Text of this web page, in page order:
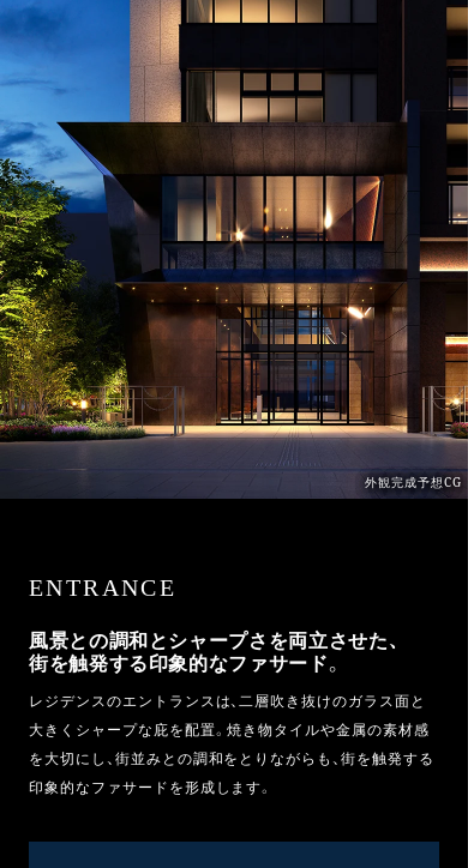
外観完成予想CG
ENTRANCE
風景との調和とシャープさを両立させた、
街を触発する印象的なファサード。
レジデンスのエントランスは、二層吹き抜けのガラス面と
大きくシャープな庇を配置。焼き物タイルや金属の素材感
を大切にし、街並みとの調和をとりながらも、街を触発する
印象的なファサードを形成します。